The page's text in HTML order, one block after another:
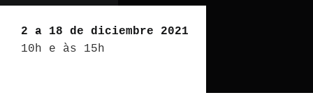
2 a 18 de diciembre 2021
10h e às 15h